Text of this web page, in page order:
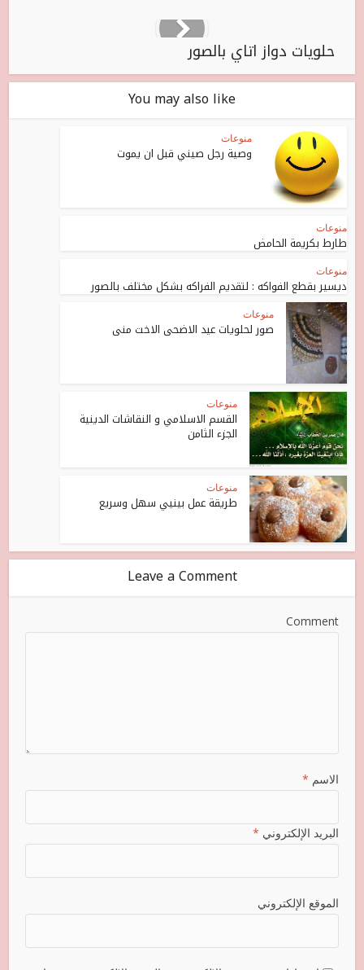
حلويات دواز اتاي بالصور
You may also like
منوعات
وصية رجل صيني قبل ان يموت
منوعات
طارط بكريمة الحامض
منوعات
ديسير بقطع الفواكه : لتقديم الفراكه بشكل مختلف بالصور
منوعات
صور لحلويات عيد الاضحى الاخت منى
منوعات
القسم الاسلامي و النقاشات الدينية
الجزء الثامن
منوعات
طريقة عمل بينيي سهل وسريع
Leave a Comment
Comment
الاسم *
البريد الإلكتروني *
الموقع الإلكتروني